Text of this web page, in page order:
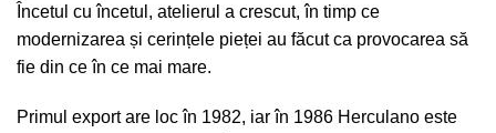
Încetul cu încetul, atelierul a crescut, în timp ce
modernizarea și cerințele pieței au făcut ca provocarea să
fie din ce în ce mai mare.
Primul export are loc în 1982, iar în 1986 Herculano este